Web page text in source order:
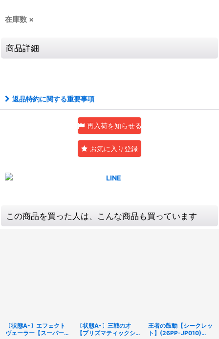
在庫数 ×
商品詳細
返品特約に関する重要事項
再入荷を知らせる
お気に入り登録
この商品を買った人は、こんな商品も買っています
〔状態A-〕エフェクト
ヴェーラー【スーパー】
〔状態A-〕三戦の才
【プリズマティックシー
王者の鼓動【シークレッ
ト】{26PP-JP010}